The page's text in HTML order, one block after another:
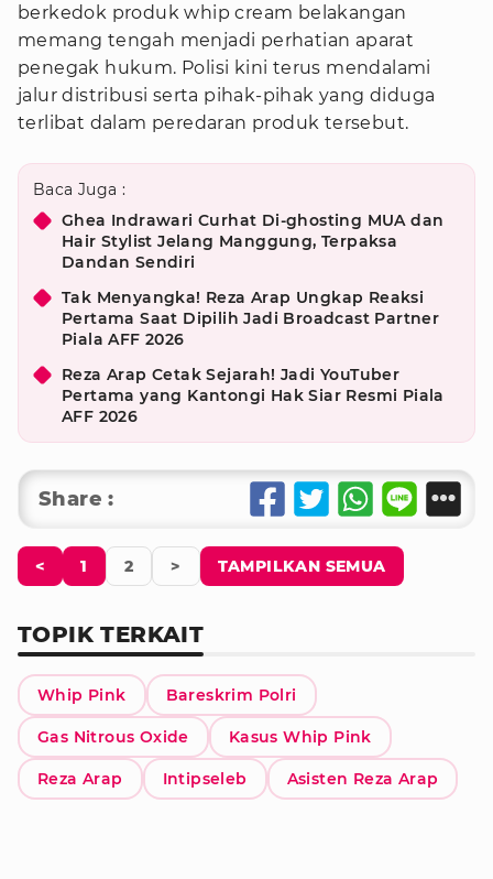
berkedok produk whip cream belakangan
memang tengah menjadi perhatian aparat
penegak hukum. Polisi kini terus mendalami
jalur distribusi serta pihak-pihak yang diduga
terlibat dalam peredaran produk tersebut.
Baca Juga :
Ghea Indrawari Curhat Di-ghosting MUA dan
Hair Stylist Jelang Manggung, Terpaksa
Dandan Sendiri
Tak Menyangka! Reza Arap Ungkap Reaksi
Pertama Saat Dipilih Jadi Broadcast Partner
Piala AFF 2026
Reza Arap Cetak Sejarah! Jadi YouTuber
Pertama yang Kantongi Hak Siar Resmi Piala
AFF 2026
Share :
< 1 2 > TAMPILKAN SEMUA
TOPIK TERKAIT
Whip Pink Bareskrim Polri
Gas Nitrous Oxide Kasus Whip Pink
Reza Arap Intipseleb Asisten Reza Arap